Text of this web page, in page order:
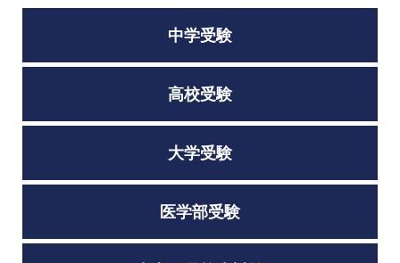
中学受験
高校受験
大学受験
医学部受験